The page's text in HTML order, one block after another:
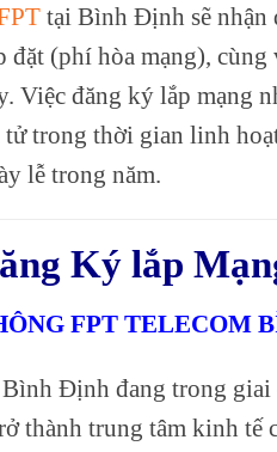
tại Bình Định sẽ nhận
đặt (phí hòa mạng),
Việc đăng ký lắp mạng
trong thời gian linh
lễ trong năm.
Ký lắp
FPT TELECOM
Định đang trong giai
thành trung tâm kinh tế